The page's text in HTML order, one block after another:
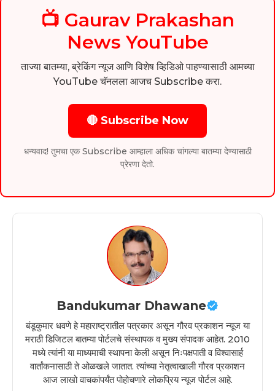
📺 Gaurav Prakashan
News YouTube
ताज्या बातम्या, ब्रेकिंग न्यूज आणि विशेष व्हिडिओ पाहण्यासाठी आमच्या
YouTube चॅनलला आजच Subscribe करा.
🔴 Subscribe Now
धन्यवाद! तुमचा एक Subscribe आम्हाला अधिक चांगल्या बातम्या देण्यासाठी
प्रेरणा देतो.
Bandukumar Dhawane
बंडूकुमार धवणे हे महाराष्ट्रातील पत्रकार असून गौरव प्रकाशन न्यूज या
मराठी डिजिटल बातम्या पोर्टलचे संस्थापक व मुख्य संपादक आहेत. 2010
मध्ये त्यांनी या माध्यमाची स्थापना केली असून निःपक्षपाती व विश्वासार्ह
वार्तांकनासाठी ते ओळखले जातात. त्यांच्या नेतृत्वाखाली गौरव प्रकाशन
आज लाखो वाचकांपर्यंत पोहोचणारे लोकप्रिय न्यूज पोर्टल आहे.